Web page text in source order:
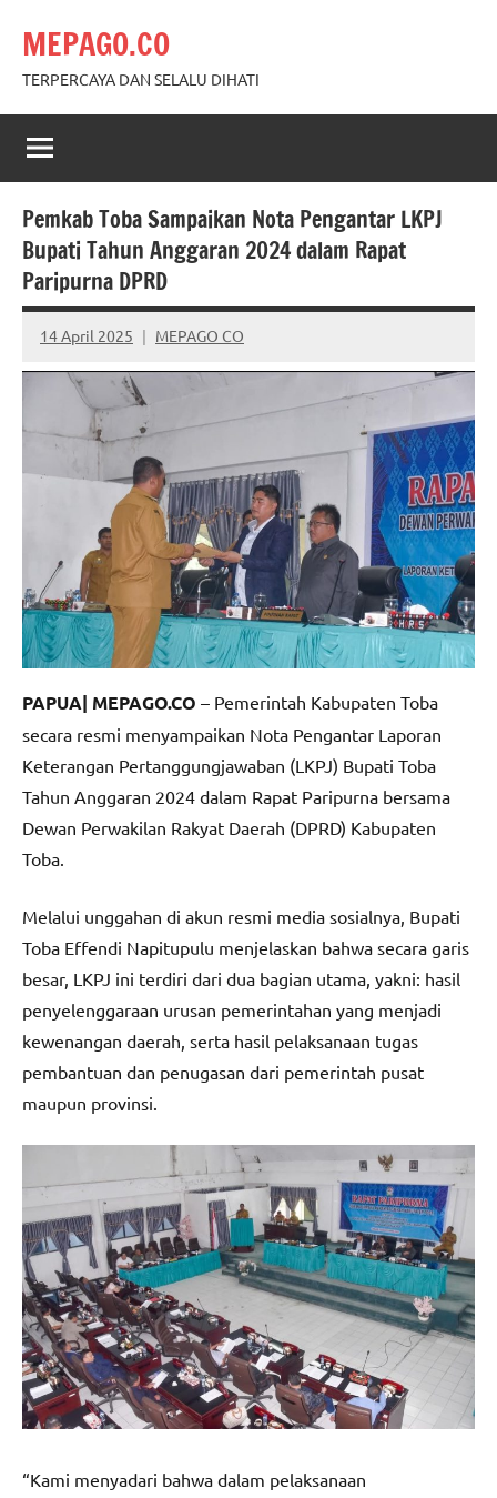
content
MEPAGO.CO
TERPERCAYA DAN SELALU DIHATI
Pemkab Toba Sampaikan Nota Pengantar LKPJ
Bupati Tahun Anggaran 2024 dalam Rapat
Paripurna DPRD
14 April 2025 MEPAGO CO
No
comments
PAPUA| MEPAGO.CO – Pemerintah Kabupaten Toba
secara resmi menyampaikan Nota Pengantar Laporan
Keterangan Pertanggungjawaban (LKPJ) Bupati Toba
Tahun Anggaran 2024 dalam Rapat Paripurna bersama
Dewan Perwakilan Rakyat Daerah (DPRD) Kabupaten
Toba.
Melalui unggahan di akun resmi media sosialnya, Bupati
Toba Effendi Napitupulu menjelaskan bahwa secara garis
besar, LKPJ ini terdiri dari dua bagian utama, yakni: hasil
penyelenggaraan urusan pemerintahan yang menjadi
kewenangan daerah, serta hasil pelaksanaan tugas
pembantuan dan penugasan dari pemerintah pusat
maupun provinsi.
“Kami menyadari bahwa dalam pelaksanaan